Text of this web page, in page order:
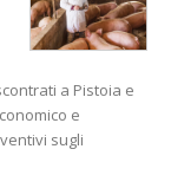
a Pistoia e
e
sugli